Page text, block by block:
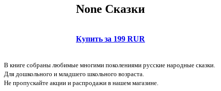
None Сказки
Купить за 199 RUR
В книге собраны любимые многими поколениями русские народные сказки.
Для дошкольного и младшего школьного возраста.
Не пропускайте акции и распродажи в нашем магазине.